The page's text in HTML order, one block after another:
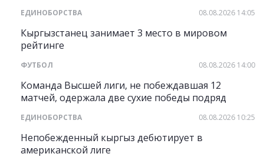
ЕДИНОБОРСТВА 08.08.2026 14:05
Кыргызстанец занимает 3 место в мировом
рейтинге
ФУТБОЛ 08.08.2026 14:00
Команда Высшей лиги, не побеждавшая 12
матчей, одержала две сухие победы подряд
ЕДИНОБОРСТВА 08.08.2026 10:25
Непобежденный кыргыз дебютирует в
американской лиге